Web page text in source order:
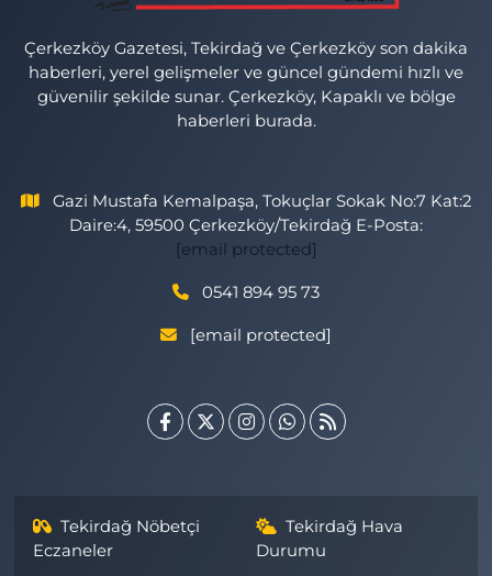
Çerkezköy Gazetesi, Tekirdağ ve Çerkezköy son dakika
haberleri, yerel gelişmeler ve güncel gündemi hızlı ve
güvenilir şekilde sunar. Çerkezköy, Kapaklı ve bölge
haberleri burada.
Gazi Mustafa Kemalpaşa, Tokuçlar Sokak No:7 Kat:2
Daire:4, 59500 Çerkezköy/Tekirdağ E-Posta:
[email protected]
0541 894 95 73
[email protected]
Tekirdağ Nöbetçi
Eczaneler
Tekirdağ Hava
Durumu